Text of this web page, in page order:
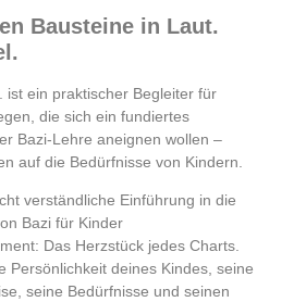
Bausteine in Laut.
ist ein praktischer Begleiter für
die sich ein fundiertes
Bazi-Lehre aneignen wollen –
auf die Bedürfnisse von Kindern.
verständliche Einführung in die
Bazi für Kinder
Das Herzstück jedes Charts.
Persönlichkeit deines Kindes, seine
seine Bedürfnisse und seinen